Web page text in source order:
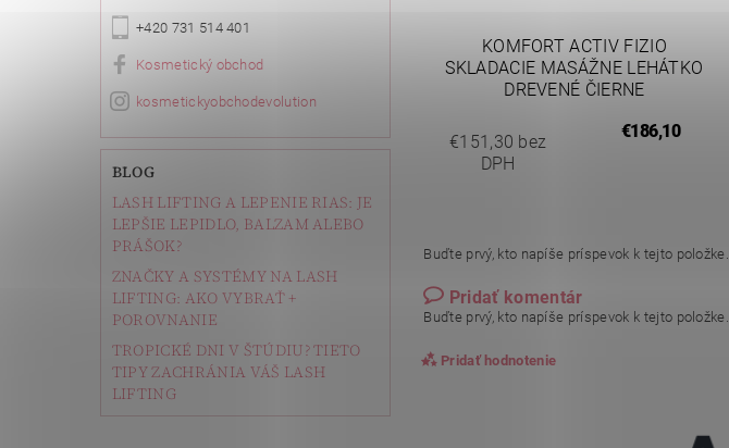
+420 731 514 401
Kosmetický obchod
kosmetickyobchodevolution
BLOG
LASH LIFTING A LEPENIE RIAS: JE
LEPŠIE LEPIDLO, BALZAM ALEBO
PRÁŠOK?
ZNAČKY A SYSTÉMY NA LASH
LIFTING: AKO VYBRAŤ +
POROVNANIE
TROPICKÉ DNI V ŠTÚDIU? TIETO
TIPY ZACHRÁNIA VÁŠ LASH
LIFTING
KOMFORT ACTIV FIZIO
SKLADACIE MASÁŽNE LEHÁTKO
DREVENÉ ČIERNE
€151,30 bez
DPH
€186,10
Buďte prvý, kto napíše príspevok k tejto položke.
Pridať komentár
Buďte prvý, kto napíše príspevok k tejto položke.
Pridať hodnotenie